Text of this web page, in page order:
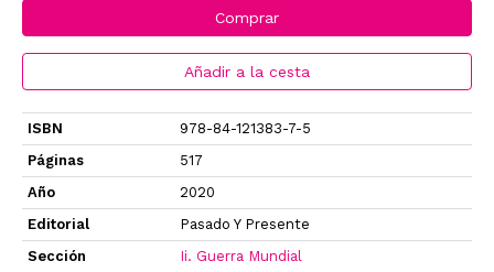
Comprar
Añadir a la cesta
ISBN
978-84-121383-7-5
Páginas
517
Año
2020
Editorial
Pasado Y Presente
Sección
Ii. Guerra Mundial